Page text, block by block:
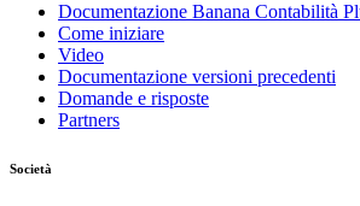
Documentazione Banana Contabilità
Come iniziare
Video
Documentazione versioni precedenti
Domande e risposte
Partners
Società